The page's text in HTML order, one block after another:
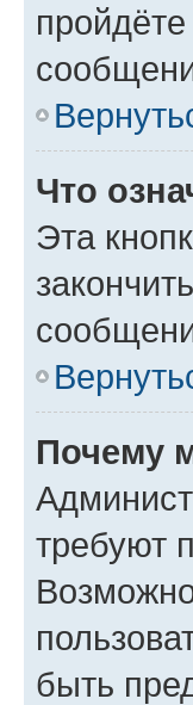
Что
Эта
Почему
требуют
быть